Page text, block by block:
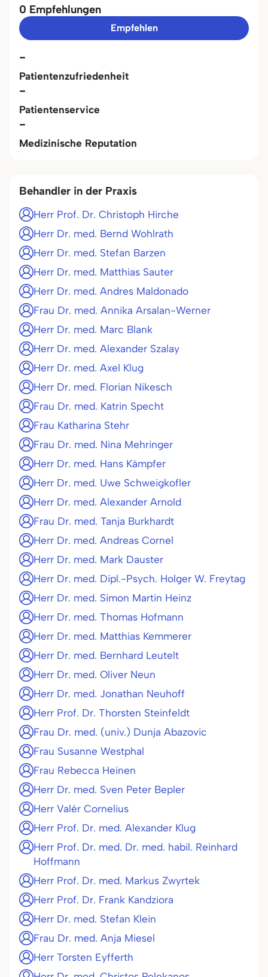
0 Empfehlungen
Empfehlen
-
Patientenzufriedenheit
-
Patientenservice
-
Medizinische Reputation
Behandler in der Praxis
Herr Prof. Dr. Christoph Hirche
Herr Dr. med. Bernd Wohlrath
Herr Dr. med. Stefan Barzen
Herr Dr. med. Matthias Sauter
Herr Dr. med. Andres Maldonado
Frau Dr. med. Annika Arsalan-Werner
Herr Dr. med. Marc Blank
Herr Dr. med. Alexander Szalay
Herr Dr. med. Axel Klug
Herr Dr. med. Florian Nikesch
Frau Dr. med. Katrin Specht
Frau Katharina Stehr
Frau Dr. med. Nina Mehringer
Herr Dr. med. Hans Kämpfer
Herr Dr. med. Uwe Schweigkofler
Herr Dr. med. Alexander Arnold
Frau Dr. med. Tanja Burkhardt
Herr Dr. med. Andreas Cornel
Herr Dr. med. Mark Dauster
Herr Dr. med. Dipl.-Psych. Holger W. Freytag
Herr Dr. med. Simon Martin Heinz
Herr Dr. med. Thomas Hofmann
Herr Dr. med. Matthias Kemmerer
Herr Dr. med. Bernhard Leutelt
Herr Dr. med. Oliver Neun
Herr Dr. med. Jonathan Neuhoff
Herr Prof. Dr. Thorsten Steinfeldt
Frau Dr. med. (univ.) Dunja Abazovic
Frau Susanne Westphal
Frau Rebecca Heinen
Herr Dr. med. Sven Peter Bepler
Herr Valér Cornelius
Herr Prof. Dr. med. Alexander Klug
Herr Prof. Dr. med. Dr. med. habil. Reinhard
Hoffmann
Herr Prof. Dr. med. Markus Zwyrtek
Herr Prof. Dr. Frank Kandziora
Herr Dr. med. Stefan Klein
Frau Dr. med. Anja Miesel
Herr Torsten Eyfferth